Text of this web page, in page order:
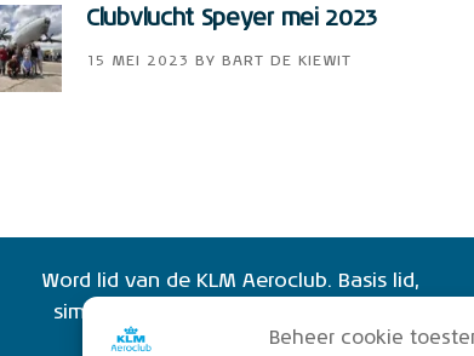
Beheer cookie
Clubvlucht Speyer mei 2023
15 MEI 2023 BY BART DE KIEWIT
Word lid van de KLM Aeroclub. Basis lid,
simulator lid of vliegend lid. Ook niet
KLM-ers zijn welkom!